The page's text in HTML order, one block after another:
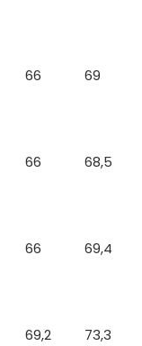
66 69
66 68,5
66 69,4
69,2 73,3